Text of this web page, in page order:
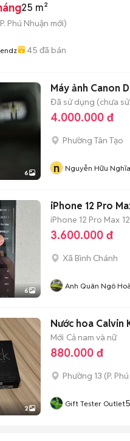
25 m²
P. Phú Nhuận mới)
45 đã bán
6
Máy ảnh Canon
Đã sử dụng (chưa
4.000.000 đ
Phường Tân Tạo
n Nguyễn Hữu Nghĩa
6
iPhone 12 Pro
iPhone 12 Pro Max
3.600.000 đ
Xã Bình Chánh
Anh Quân Ngô
2
Nước hoa Calvin
Mới Cả nam và nữ
880.000 đ
Phường 13 (P.
Gift Tester Outlet